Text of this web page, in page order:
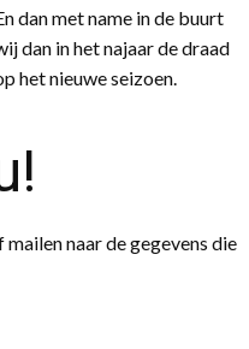
dan met name in de buurt
dan in het najaar de draad
het nieuwe seizoen.
naar de gegevens die